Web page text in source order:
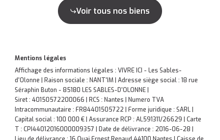
Voir tous nos biens
Mentions légales
Affichage des informations légales : VIVRE ICI - Les Sables-
d'Olonne | Raison sociale : NANT'IM | Adresse siège social : 18 rue
Séraphin Buton - 85180 LES SABLES-D'OLONNE |
Siret : 40150572200066 | RCS : Nantes | Numero TVA
Intracommunautaire : FR84401505722 | Forme juridique : SARL |
Capital social : 100 000 € | Assurance RCP : AL591311/26629 | Carte
T : CPI44012016000009357 | Date de délivrance : 2016-06-28 |